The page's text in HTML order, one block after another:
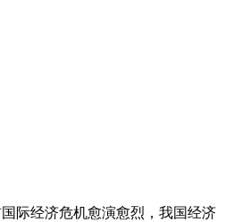
际经济危机愈演愈烈，我国经济